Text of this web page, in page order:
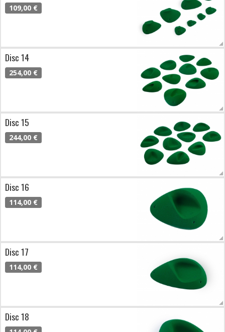
109,00 €
Disc 14
254,00 €
Disc 15
244,00 €
Disc 16
114,00 €
Disc 17
114,00 €
Disc 18